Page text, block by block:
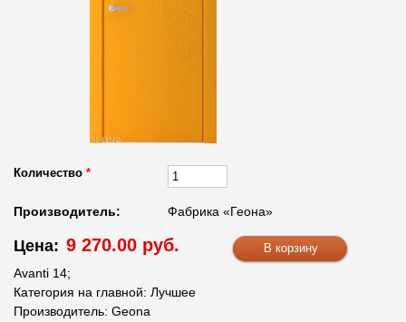
Количество *
Производитель: Фабрика «Геона»
Цена: 9 270.00 руб.
Avanti 14;
Категория на главной: Лучшее
Производитель: Geona